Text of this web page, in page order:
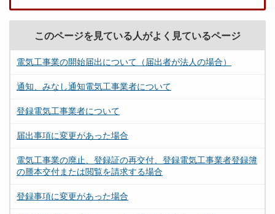
このページを見ている人がよく見ているページ
電気工事業の開始届出について（届出者が法人の場合）
通知、みなし通知電気工事業者について
登録電気工事業者について
届出事項に変更があった場合
電気工事業の廃止、登録証の再交付、登録電気工事業者登録簿
の謄本交付または閲覧を請求する場合
登録事項に変更があった場合